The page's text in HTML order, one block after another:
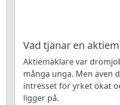
Vad tjänar en
Aktiemäklare var
många unga. Men även
intresset för yrket ökat
ligger på.